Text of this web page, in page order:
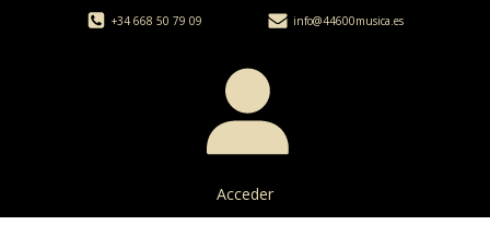
+34 668 50 79 09 info@44600musica.es
Acceder